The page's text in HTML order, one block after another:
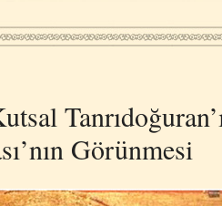
Görünmesi